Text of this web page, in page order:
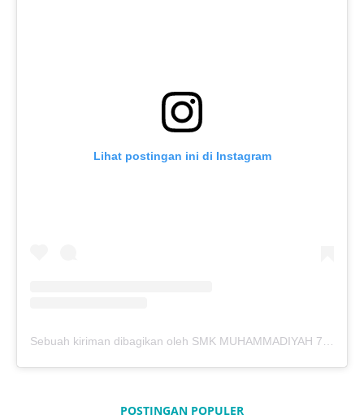
Lihat postingan ini di Instagram
POSTINGAN POPULER